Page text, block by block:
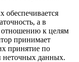
обеспечивается
а в
отношению к целям
принимает
принятие по
данных.